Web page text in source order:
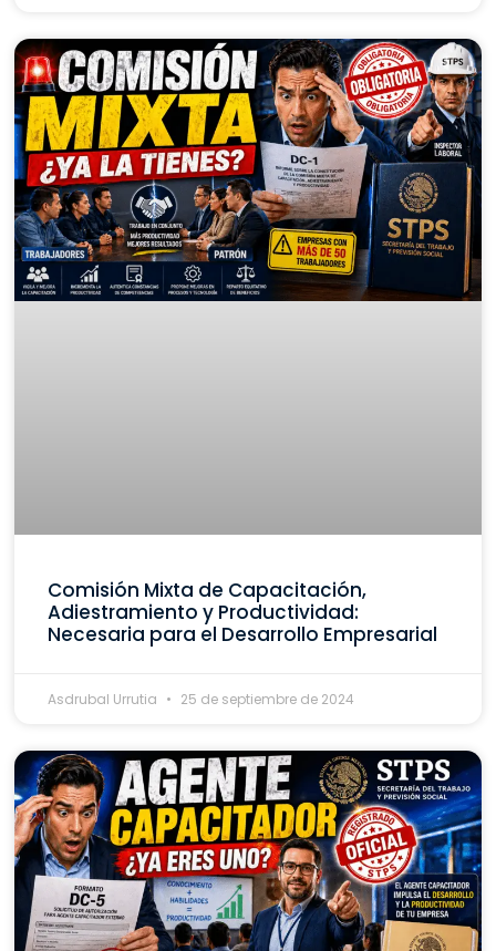
Comisión Mixta de Capacitación,
Adiestramiento y Productividad:
Necesaria para el Desarrollo Empresarial
Asdrubal Urrutia 25 de septiembre de 2024